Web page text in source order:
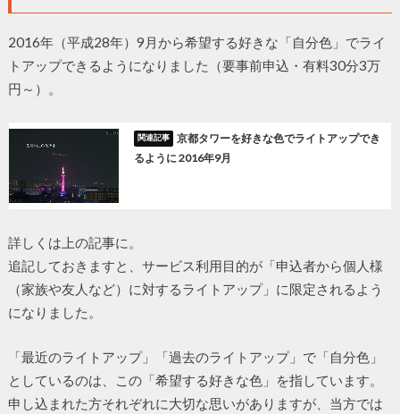
2016年（平成28年）9月から希望する好きな「自分色」でライ
トアップできるようになりました（要事前申込・有料30分3万
円～）。
京都タワーを好きな色でライトアップでき
るように 2016年9月
詳しくは上の記事に。
追記しておきますと、サービス利用目的が「申込者から個人様
（家族や友人など）に対するライトアップ」に限定されるよう
になりました。
「最近のライトアップ」「過去のライトアップ」で「自分色」
としているのは、この「希望する好きな色」を指しています。
申し込まれた方それぞれに大切な思いがありますが、当方では